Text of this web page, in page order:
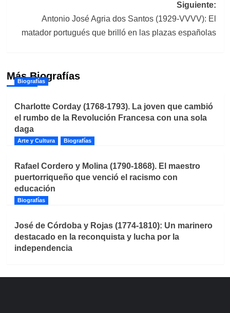
Siguiente:
Antonio José Agria dos Santos (1929-VVVV): El
matador portugués que brilló en las plazas españolas
Más Biografías
Biografías
Charlotte Corday (1768-1793). La joven que cambió
el rumbo de la Revolución Francesa con una sola
daga
Arte y Cultura Biografías
Rafael Cordero y Molina (1790-1868). El maestro
puertorriqueño que venció el racismo con
educación
Biografías
José de Córdoba y Rojas (1774-1810): Un marinero
destacado en la reconquista y lucha por la
independencia